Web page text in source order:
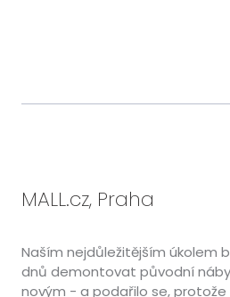
MALL.cz, Praha
Naším nejdůležitějším úkolem
dnů demontovat původní
novým - a podařilo se, protože